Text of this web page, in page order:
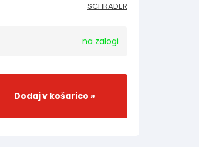
SCHRADER
na zalogi
Dodaj v košarico